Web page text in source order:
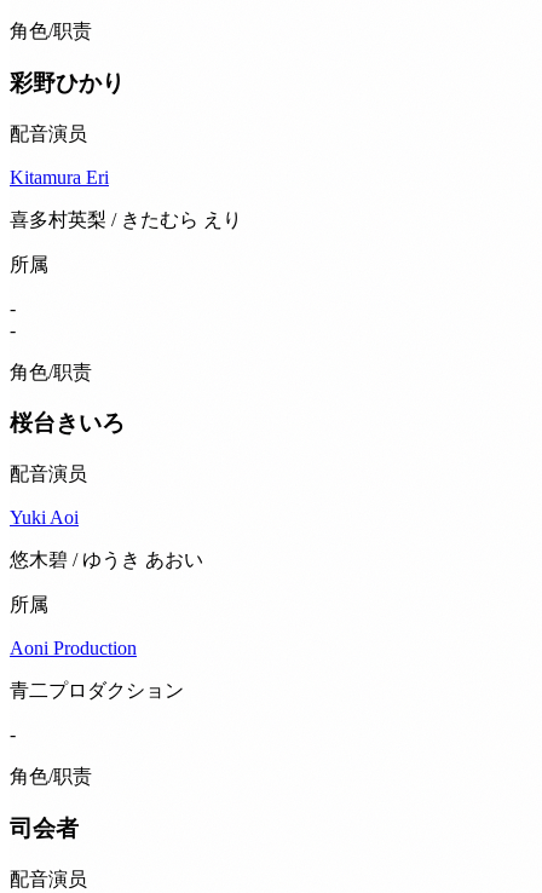
角色/职责
彩野ひかり
配音演员
Kitamura Eri
喜多村英梨 / きたむら えり
所属
-
-
角色/职责
桜台きいろ
配音演员
Yuki Aoi
悠木碧 / ゆうき あおい
所属
Aoni Production
青二プロダクション
-
角色/职责
司会者
配音演员